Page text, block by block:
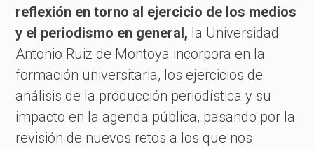
reflexión en torno al ejercicio de los medios
y el periodismo en general, la Universidad
Antonio Ruiz de Montoya incorpora en la
formación universitaria, los ejercicios de
análisis de la producción periodística y su
impacto en la agenda pública, pasando por la
revisión de nuevos retos a los que nos